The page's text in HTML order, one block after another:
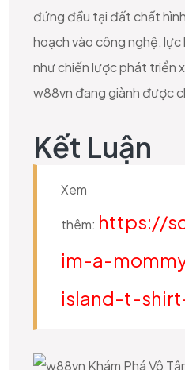
đứng đầu tại đất chất
hoạch vào công nghệ, lực
như chiến lược phát triển
w88vn đang giành được
Kết Luận
Xem
thêm: https://
im-a-
island-t-